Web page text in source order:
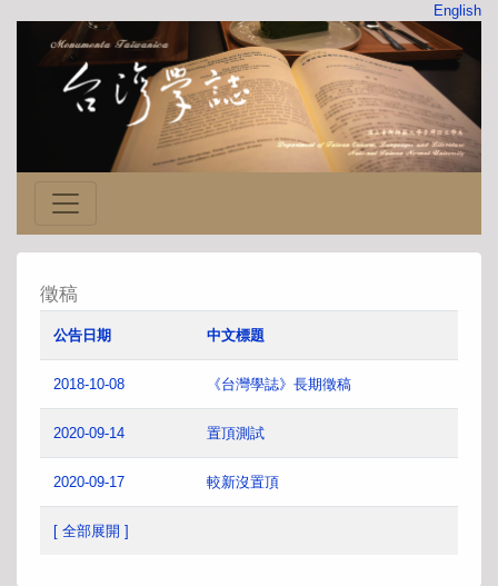
English
徵稿
公告日期 中文標題
2018-10-08 《台灣學誌》長期徵稿
2020-09-14 置頂測試
2020-09-17 較新沒置頂
[ 全部展開 ]